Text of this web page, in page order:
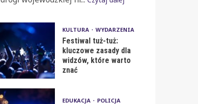
KULTURA WYDARZENIA
Festiwal tuż-tuż:
kluczowe zasady dla
widzów, które warto
znać
EDUKACJA POLICJA